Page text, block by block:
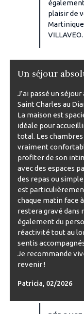
plaisir de
Un séjour
J’ai passé un
Saint Charles au
La maison est
idéale pour
total. Les
vraiment
profiter de son
avec des espaces
des repas ou
est
chaque matin face
restera gravé dans
également du
réactivité tout au
sentis
Je recommande
revenir !
Patricia, 02/2026